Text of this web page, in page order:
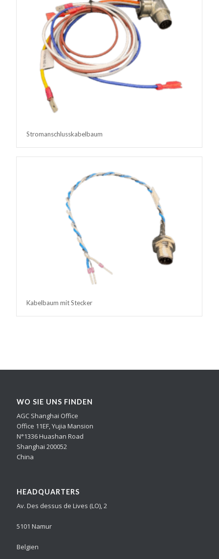
Stromanschlusskabelbaum
Kabelbaum mit Stecker
WO SIE UNS FINDEN
AGC Shanghai Office
Office 11EF, Yujia Mansion
N°1336 Huashan Road
Shanghai 200052
China
HEADQUARTERS
Av. Des dessus de Lives (LO), 2
5101 Namur
Belgien